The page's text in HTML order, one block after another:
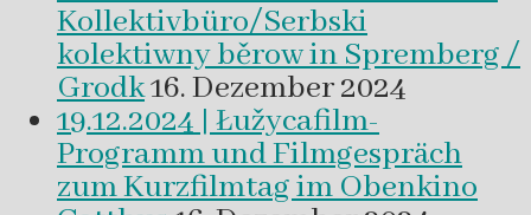
Kollektivbüro/Serbski
kolektiwny běrow in Spremberg /
Grodk16. Dezember 2024
19.12.2024 | Łužycafilm-
Programm und Filmgespräch
zum Kurzfilmtag im Obenkino